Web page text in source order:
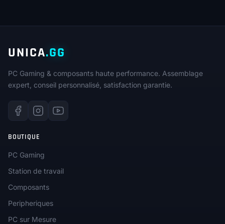
UNICA.GG
PC Gaming & composants haute performance. Assemblage
expert, conseil personnalisé, satisfaction garantie.
BOUTIQUE
PC Gaming
Station de travail
Composants
Peripheriques
PC sur Mesure